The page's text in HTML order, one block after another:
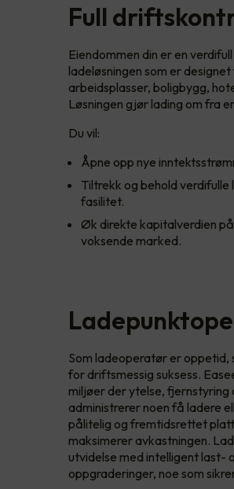
Full
Eiendommen din er en
ladeløsningen som er
arbeidsplasser, boligbygg,
Løsningen gjør lading om fra
Du vil:
Åpne opp nye
Tiltrekk og behold
fasilitet.
Øk direkte kapitalverdien
voksende marked.
Som ladeoperatør er
for driftsmessig suksess.
miljøer der ytelse,
administrerer noen få ladere
pålitelig og fremtidsrettet
maksimerer avkastningen.
utvidelse med intelligent last-
oppgraderinger, noe som